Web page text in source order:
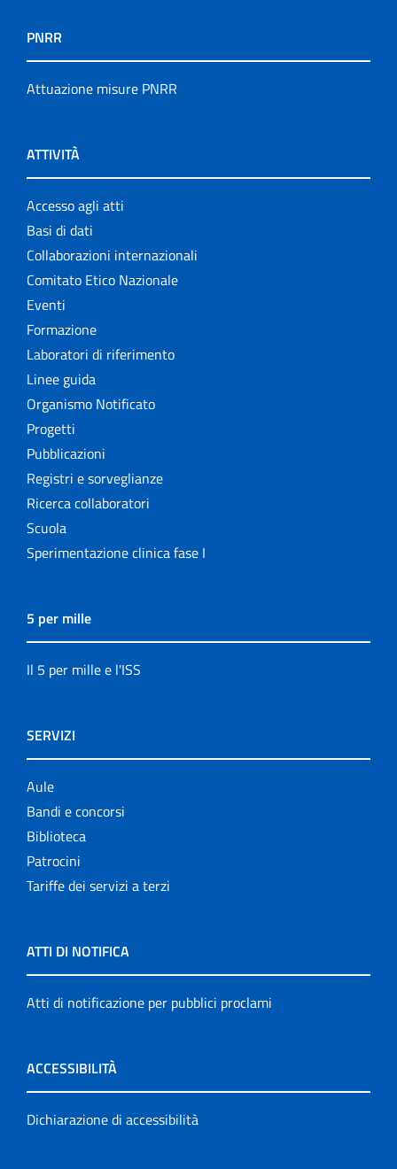
PNRR
Attuazione misure PNRR
ATTIVITÀ
Accesso agli atti
Basi di dati
Collaborazioni internazionali
Comitato Etico Nazionale
Eventi
Formazione
Laboratori di riferimento
Linee guida
Organismo Notificato
Progetti
Pubblicazioni
Registri e sorveglianze
Ricerca collaboratori
Scuola
Sperimentazione clinica fase I
5 per mille
Il 5 per mille e l'ISS
SERVIZI
Aule
Bandi e concorsi
Biblioteca
Patrocini
Tariffe dei servizi a terzi
ATTI DI NOTIFICA
Atti di notificazione per pubblici proclami
ACCESSIBILITÀ
Dichiarazione di accessibilità